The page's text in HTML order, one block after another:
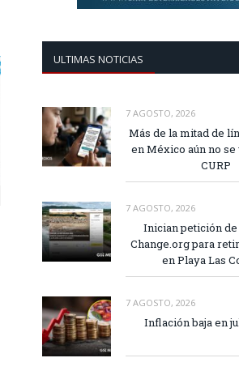
ULTIMAS NOTICIAS
7 AGOSTO, 2026
Más de la mitad de
en México aún no se
CURP
7 AGOSTO, 2026
Inician petición
Change.org para
en Playa Las
7 AGOSTO, 2026
Inflación baja en